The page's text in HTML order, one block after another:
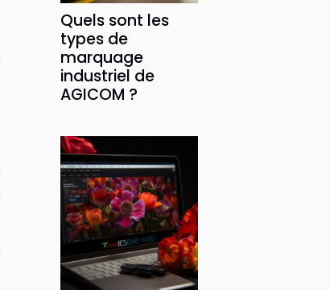
Quels sont les
types de
marquage
industriel de
AGICOM ?